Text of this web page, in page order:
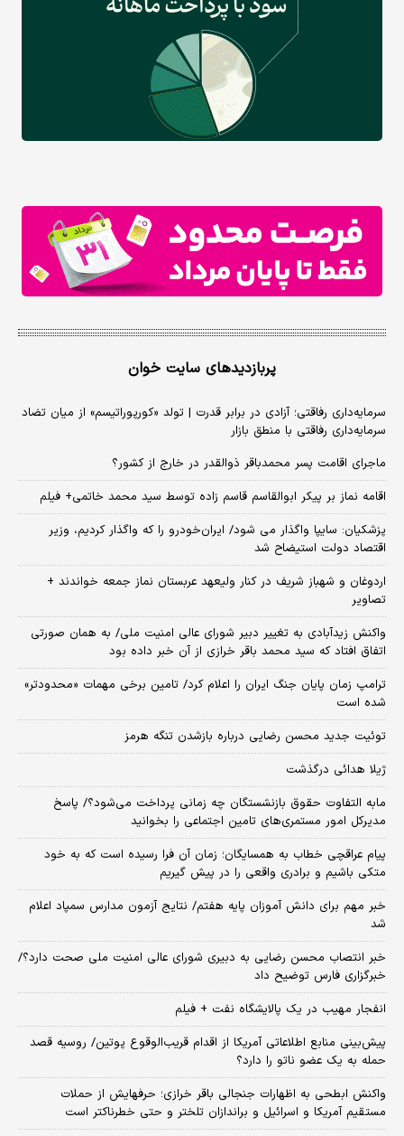
پربازدیدهای سایت خوان
سرمایه‌داری رفاقتی؛ آزادی در برابر قدرت | تولد «کورپوراتیسم» از میان تضاد
سرمایه‌داری رفاقتی با منطق بازار
ماجرای اقامت پسر محمدباقر ذوالقدر در خارج از کشور؟
اقامه نماز بر پیکر ابوالقاسم قاسم زاده توسط سید محمد خاتمی+ فیلم
پزشکیان: سایپا واگذار می شود/ ایران‌خودرو را که واگذار کردیم، وزیر
اقتصاد دولت استیضاح شد
اردوغان و شهباز شریف در کنار ولیعهد عربستان نماز جمعه خواندند +
تصاویر
واکنش زیدآبادی به تغییر دبیر شورای عالی امنیت ملی/ به همان صورتی
اتفاق افتاد که سید محمد باقر خرازی از آن خبر داده بود
ترامپ زمان پایان جنگ ایران را اعلام کرد/ تامین برخی مهمات «محدودتر»
شده است
توئیت جدید محسن رضایی درباره بازشدن تنگه هرمز
ژیلا هدائی درگذشت
مابه التفاوت حقوق بازنشستگان چه زمانی پرداخت می‌شود؟/ پاسخ
مدیرکل امور مستمری‌های تامین اجتماعی را بخوانید
پیام عراقچی خطاب به همسایگان؛ زمان آن فرا رسیده است که به خود
متکی باشیم و برادری واقعی را در پیش گیریم
خبر مهم برای دانش آموزان پایه هفتم/ نتایج آزمون مدارس سمپاد اعلام
شد
خبر انتصاب محسن رضایی به دبیری شورای عالی امنیت ملی صحت دارد؟/
خبرگزاری فارس توضیح داد
انفجار مهیب در یک پالایشگاه نفت + فیلم
پیش‌بینی منابع اطلاعاتی آمریکا از اقدام قریب‌الوقوع پوتین/ روسیه قصد
حمله به یک عضو ناتو را دارد؟
واکنش ابطحی به اظهارات جنجالی باقر خرازی؛ حرفهایش از حملات
مستقیم آمریکا و اسرائیل و براندازان تلختر و حتی خطرناکتر است